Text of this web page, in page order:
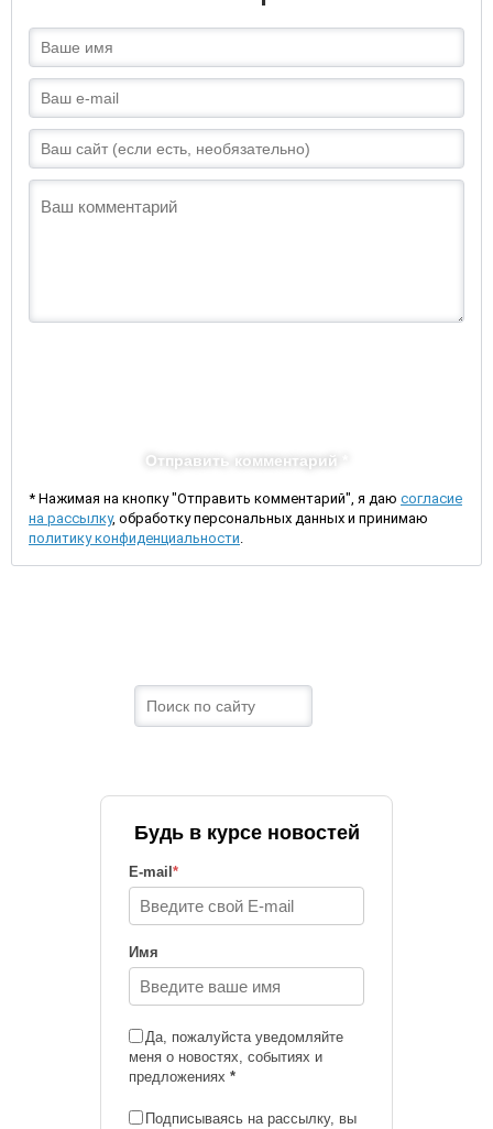
Отправить комментарий *
* Нажимая на кнопку "Отправить комментарий", я даю согласие
на рассылку, обработку персональных данных и принимаю
политику конфиденциальности.
Будь в курсе новостей
E-mail *
Имя
Да, пожалуйста уведомляйте
меня о новостях, событиях и
предложениях *
Подписываясь на рассылку, вы